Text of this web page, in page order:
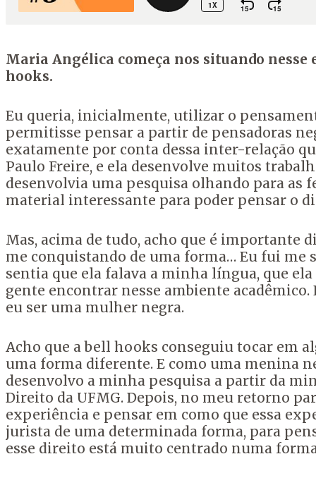
Maria Angélica começa nos situando
hooks.
Eu queria, inicialmente, utilizar o
permitisse pensar a partir de pensadoras
exatamente por conta dessa inter-relação
Paulo Freire, e ela desenvolve muitos
desenvolvia uma pesquisa olhando para as
material interessante para poder pensar o
Mas, acima de tudo, acho que é importante
me conquistando de uma forma… Eu fui
sentia que ela falava a minha língua, que
gente encontrar nesse ambiente
eu ser uma mulher negra.
Acho que abell hooks conseguiu tocar em
uma forma diferente. E como uma menina
desenvolvo a minha pesquisa a partir da
Direito da UFMG. Depois, no meu retorno
experiência e pensar em como que essa
jurista de uma determinada forma, para
esse direito está muito centrado numa